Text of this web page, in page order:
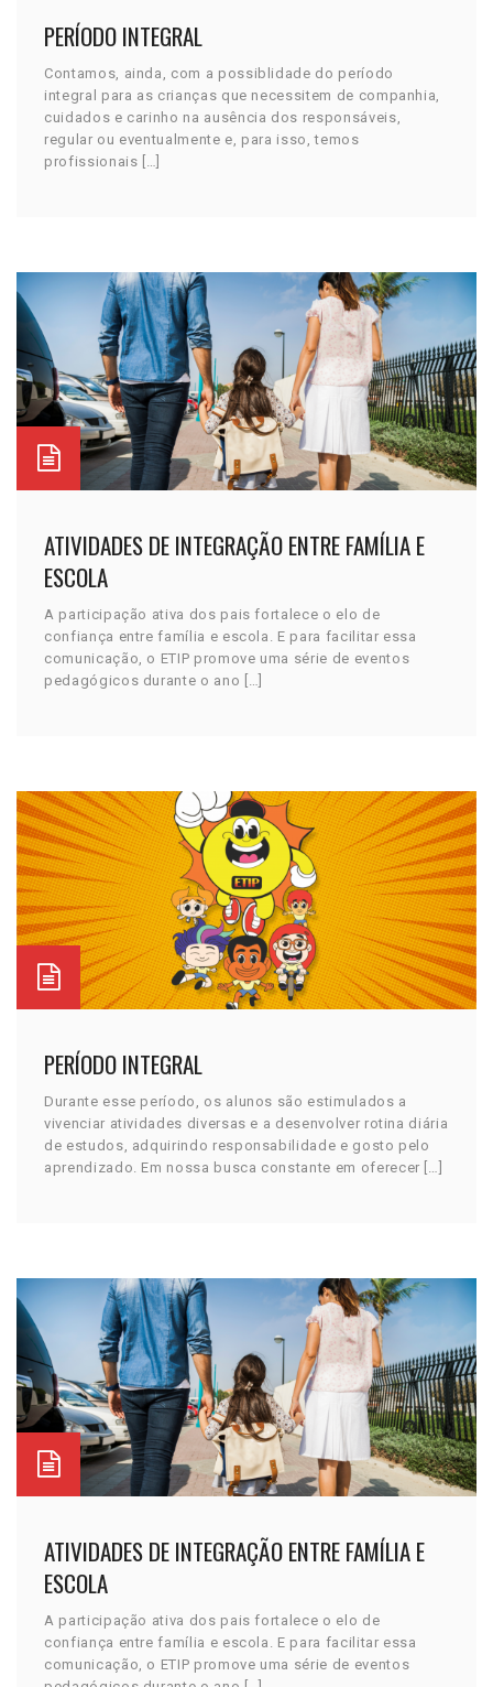
PERÍODO INTEGRAL
Contamos, ainda, com a possiblidade do período
integral para as crianças que necessitem de companhia,
cuidados e carinho na ausência dos responsáveis,
regular ou eventualmente e, para isso, temos
profissionais […]
ATIVIDADES DE INTEGRAÇÃO ENTRE FAMÍLIA E
ESCOLA
A participação ativa dos pais fortalece o elo de
confiança entre família e escola. E para facilitar essa
comunicação, o ETIP promove uma série de eventos
pedagógicos durante o ano […]
PERÍODO INTEGRAL
Durante esse período, os alunos são estimulados a
vivenciar atividades diversas e a desenvolver rotina diária
de estudos, adquirindo responsabilidade e gosto pelo
aprendizado. Em nossa busca constante em oferecer […]
ATIVIDADES DE INTEGRAÇÃO ENTRE FAMÍLIA E
ESCOLA
A participação ativa dos pais fortalece o elo de
confiança entre família e escola. E para facilitar essa
comunicação, o ETIP promove uma série de eventos